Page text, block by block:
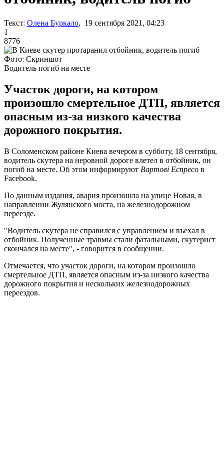
Текст: Олена Буркало, 19 сентября 2021, 04:23
1
8776
Фото: Скриншот
Водитель погиб на месте
Участок дороги, на котором
произошло смертельное ДТП, является
опасным из-за низкого качества
дорожного покрытия.
В Соломенском районе Киева вечером в субботу, 18 сентября,
водитель скутера на неровной дороге влетел в отбойник, он
погиб на месте. Об этом информируют Вартові Еспресо в
Facebook.
По данным издания, авария произошла на улице Новая, в
направлении Жулянского моста, на железнодорожном
переезде.
"Водитель скутера не справился с управлением и въехал в
отбойник. Полученные травмы стали фатальными, скутерист
скончался на месте", - говорится в сообщении.
Отмечается, что участок дороги, на котором произошло
смертельное ДТП, является опасным из-за низкого качества
дорожного покрытия и нескольких железнодорожных
переездов.